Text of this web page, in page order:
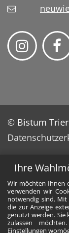
Ihre
Wir möchten Ihnen
verwenden wir
notwendig sind.
die zur Anzeige
genutzt werden. Sie
zulassen
Einstellungen
© Bistum Trier